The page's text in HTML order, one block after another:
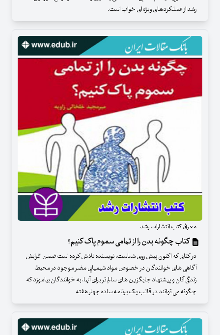
رشد از عملکردهای ویژه ای خواب است.
معرفی کتب انتشارات رشد
کتاب چگونه بدن را از تمامی سموم پاک کنیم؟
در کتابی که اکنون پیش روی شماست، نویسنده تلاش کرده است ضمن افزایش
آگاهی های خوانندگان در خصوص مواد شیمیایی مضر موجود در محیط
زندگی آنان و پیشنهاد جایگزین های سالم تر برای آنها، به خوانندگان بیاموزد که
چگونه می توانند در قالب یک برنامه ساده چهار هفته